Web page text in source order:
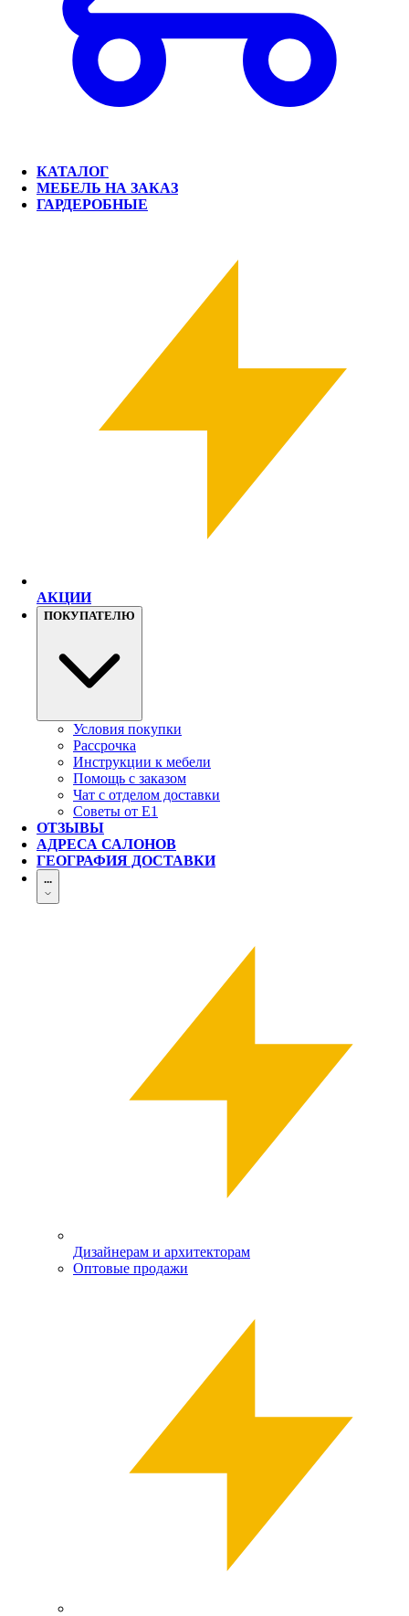
КАТАЛОГ
МЕБЕЛЬ НА ЗАКАЗ
ГАРДЕРОБНЫЕ
АКЦИИ
ПОКУПАТЕЛЮ
Условия покупки
Рассрочка
Инструкции к мебели
Помощь с заказом
Чат с отделом доставки
Советы от Е1
ОТЗЫВЫ
АДРЕСА САЛОНОВ
ГЕОГРАФИЯ ДОСТАВКИ
...
Дизайнерам и архитекторам
Оптовые продажи